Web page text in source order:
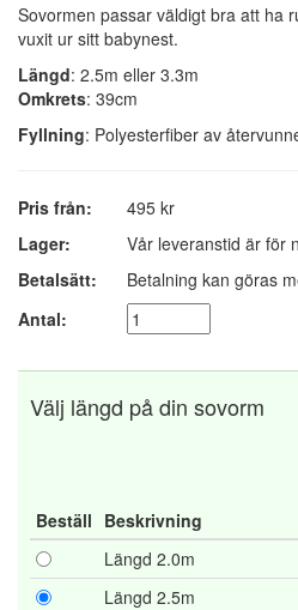
Sovormen passar väldigt bra att ha
vuxit ur sitt babynest.
Längd: 2.5m eller 3.3m
Omkrets: 39cm
Fyllning: Polyesterfiber av
Pris från:
495 kr
Lager:
Vår leveranstid är för
Betalsätt:
Betalning kan göras
Antal:
Välj längd på din sovorm
Beställ Beskrivning
Längd 2.0m
Längd 2.5m